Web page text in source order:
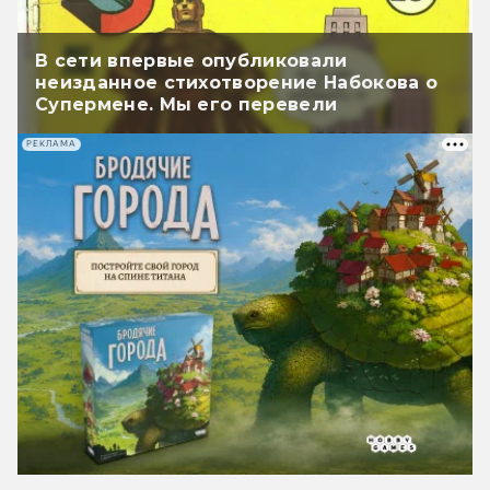
В сети впервые опубликовали
неизданное стихотворение Набокова о
Супермене. Мы его перевели
РЕКЛАМА